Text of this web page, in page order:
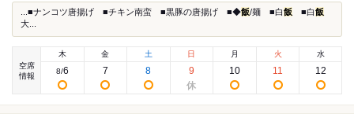
...■ナンコツ唐揚げ ■チキン南蛮 ■黒豚の唐揚げ ■◆飯/麺 ■白飯 ■白飯
大...
空席
情報
木
8/6
金
7
土
8
日
9
月
10
火
11
水
12